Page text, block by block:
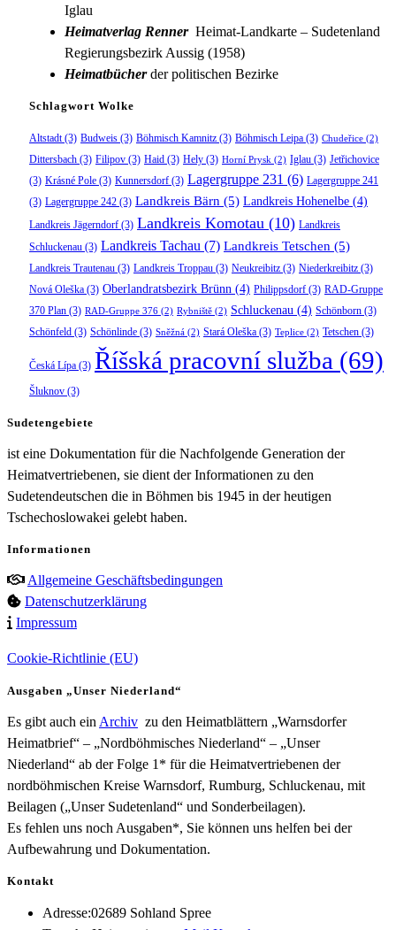
Iglau
Heimatverlag Renner Heimat-Landkarte – Sudetenland
Regierungsbezirk Aussig (1958)
Heimatbücherder politischen Bezirke
Schlagwort Wolke
Altstadt(3) Budweis (3) Böhmisch Kamnitz (3) Böhmisch Leipa (3) Chudeřice (2)
Dittersbach (3) Filipov (3) Haid (3) Hely (3) Horní Prysk (2) Iglau (3) Jetřichovice
(3) Krásné Pole (3) Kunnersdorf (3) Lagergruppe 231 (6) Lagergruppe 241
(3) Lagergruppe 242 (3) Landkreis Bärn (5) Landkreis Hohenelbe (4)
Landkreis Jägerndorf (3) Landkreis Komotau (10) Landkreis
Schluckenau (3) Landkreis Tachau (7) Landkreis Tetschen (5)
Landkreis Trautenau (3) Landkreis Troppau (3) Neukreibitz (3) Niederkreibitz (3)
Nová Oleška (3) Oberlandratsbezirk Brünn (4) Philippsdorf (3) RAD-Gruppe
370 Plan (3) RAD-Gruppe 376 (2) Rybniště (2) Schluckenau (4) Schönborn (3)
Schönfeld (3) Schönlinde (3) Sněžná (2) Stará Oleška (3) Teplice (2) Tetschen (3)
Česká Lípa (3) Říšská pracovní služba (69)
Šluknov (3)
Sudetengebiete
ist eine Dokumentation für die Nachfolgende Generation der
Heimatvertriebenen, sie dient der Informationen zu den
Sudetendeutschen die in Böhmen bis 1945 in der heutigen
Tschechoslowakei gelebt haben.
Informationen
Allgemeine Geschäftsbedingungen
Datenschutzerklärung
Impressum
Cookie-Richtlinie (EU)
Ausgaben „Unser Niederland“
Es gibt auch ein Archiv zu den Heimatblättern „Warnsdorfer
Heimatbrief“ – „Nordböhmisches Niederland“ – „Unser
Niederland“ ab der Folge 1* für die Heimatvertriebenen der
nordböhmischen Kreise Warnsdorf, Rumburg, Schluckenau, mit
Beilagen („Unser Sudetenland“ und Sonderbeilagen).
Es fehlen uns noch Ausgaben*, Sie können uns helfen bei der
Aufbewahrung und Dokumentation.
Kontakt
Adresse:02689 Sohland Spree